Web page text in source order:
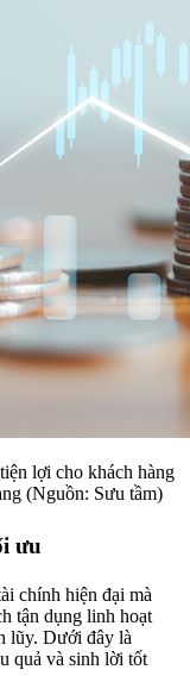
lợi cho khách hàng
(Nguồn: Sưu tầm)
ưu
chính hiện đại mà
tận dụng linh hoạt
lũy. Dưới đây là
quả và sinh lời tốt